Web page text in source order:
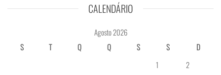
CALENDÁRIO
Agosto 2026
S
T Q Q S S
D
1
2